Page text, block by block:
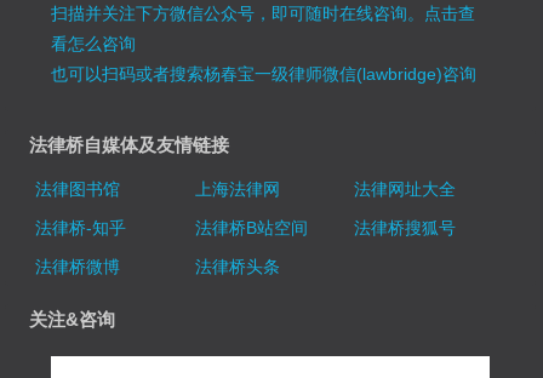
扫描并关注下方微信公众号，即可随时在线咨询。 点击查
看怎么咨询
也可以扫码或者搜索杨春宝一级律师微信(lawbridge)咨询
法律桥自媒体及友情链接
法律图书馆 上海法律网
法律网址大全
法律桥-知乎
法律桥B站空间
法律桥搜狐号
法律桥微博
法律桥头条
关注&咨询